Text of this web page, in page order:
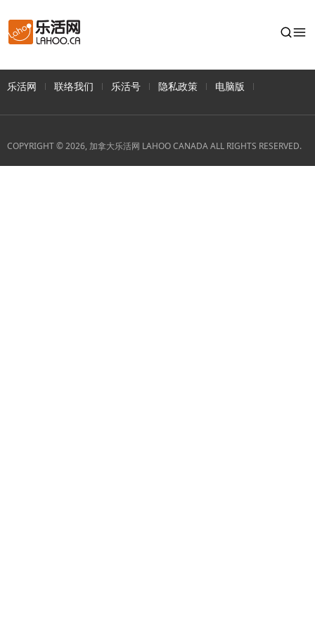
乐活网 联络我们 乐活号 隐私政策 电脑版
COPYRIGHT © 2026, 加拿大乐活网 LAHOO CANADA ALL RIGHTS RESERVED.